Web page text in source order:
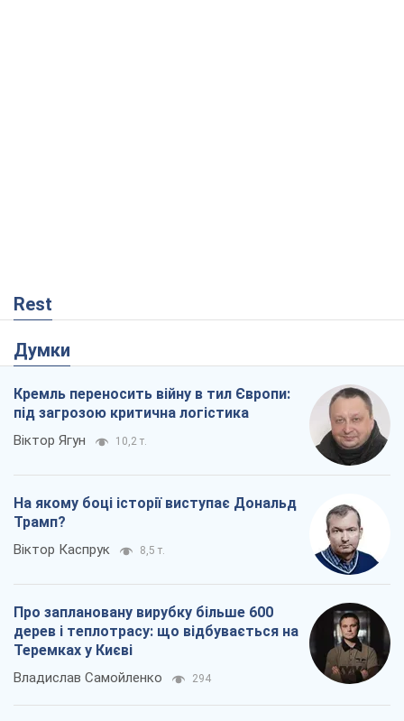
Rest
Думки
Кремль переносить війну в тил Європи:
під загрозою критична логістика
Віктор Ягун 10,2 т.
На якому боці історії виступає Дональд
Трамп?
Віктор Каспрук 8,5 т.
Про заплановану вирубку більше 600
дерев і теплотрасу: що відбувається на
Теремках у Києві
Владислав Самойленко 294